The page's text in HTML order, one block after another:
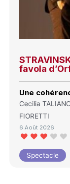
favola
Une
Cecilia
FIORETTI
6 Août 2026
Spectacle